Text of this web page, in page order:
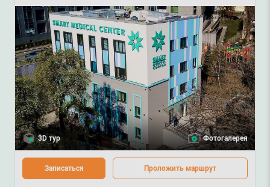
3D тур Фотогалерея
Записаться Проложить маршрут